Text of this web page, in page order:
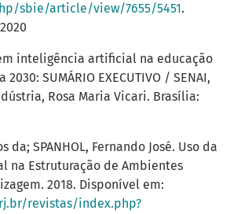
sbie/article/view/7655/5451.
inteligência artificial na educação
SUMÁRIO EXECUTIVO / SENAI,
Rosa Maria Vicari. Brasília:
da; SPANHOL, Fernando José. Uso da
na Estruturação de Ambientes
2018. Disponível em:
revistas/index.php?